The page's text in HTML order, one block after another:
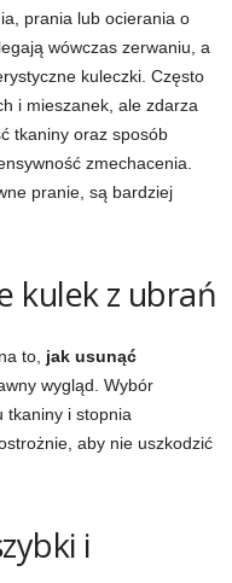
prania lub ocierania o
wówczas zerwaniu, a
kuleczki. Często
i mieszanek, ale zdarza
tkaniny oraz sposób
zmechacenia.
pranie, są bardziej
kulek z ubrań
to, jak usunąć
wygląd. Wybór
tkaniny i stopnia
aby nie uszkodzić
i